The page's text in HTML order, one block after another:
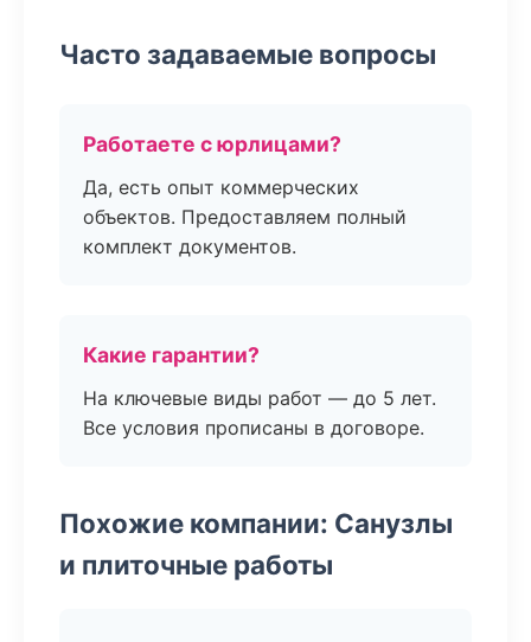
Часто задаваемые вопросы
Работаете с юрлицами?
Да, есть опыт коммерческих
объектов. Предоставляем полный
комплект документов.
Какие гарантии?
На ключевые виды работ — до 5 лет.
Все условия прописаны в договоре.
Похожие компании: Санузлы
и плиточные работы